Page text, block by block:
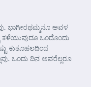
ಭಾಗೀರಥಮ್ಮನೂ ಅವಳ
ಒಂದೊಂದು
ಕುತೂಹಲದಿಂದ
ಒಂದು ದಿನ ಅವರೆಲ್ಲರೂ